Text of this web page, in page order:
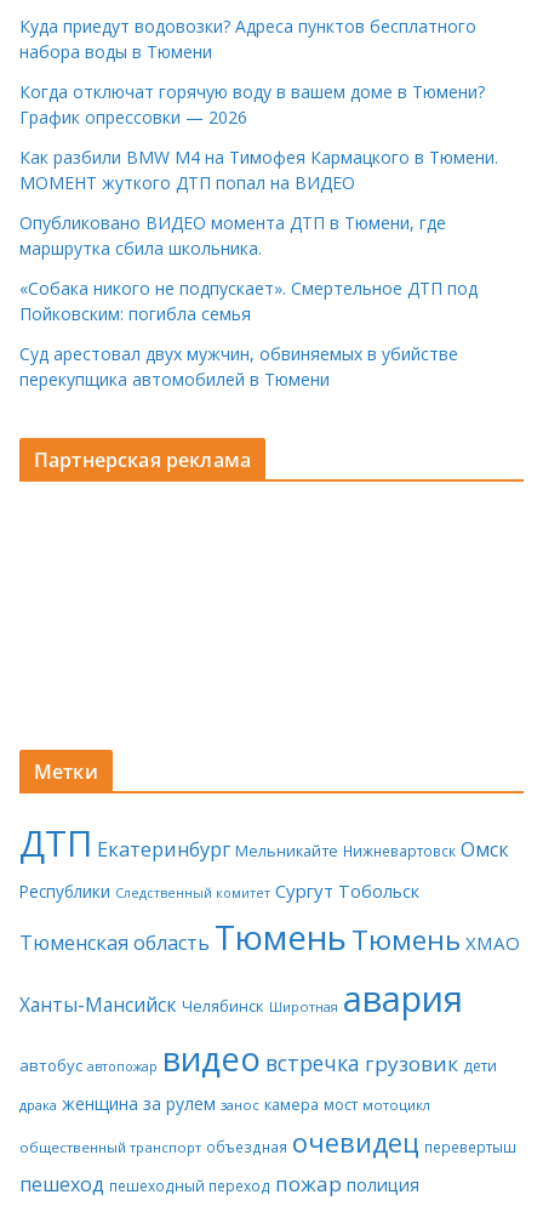
Куда приедут водовозки? Адреса пунктов бесплатного
набора воды в Тюмени
Когда отключат горячую воду в вашем доме в Тюмени?
График опрессовки — 2026
Как разбили BMW M4 на Тимофея Кармацкого в Тюмени.
МОМЕНТ жуткого ДТП попал на ВИДЕО
Опубликовано ВИДЕО момента ДТП в Тюмени, где
маршрутка сбила школьника.
«Собака никого не подпускает». Смертельное ДТП под
Пойковским: погибла семья
Суд арестовал двух мужчин, обвиняемых в убийстве
перекупщика автомобилей в Тюмени
Партнерская реклама
Метки
ДТП Екатеринбург Мельникайте Нижневартовск Омск
Республики Следственный комитет Сургут Тобольск
Тюменская область ТюменьТюмень ХМАО
Ханты-Мансийск Челябинск Широтная авария
автобус автопожар видео встречка грузовик дети
драка женщина за рулем занос камера мост мотоцикл
общественный транспорт объездная очевидец перевертыш
пешеход пешеходный переход пожар полиция